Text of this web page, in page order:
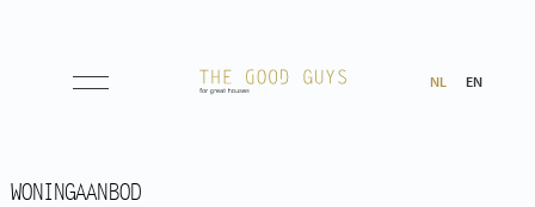
NL EN
WONINGAANBOD